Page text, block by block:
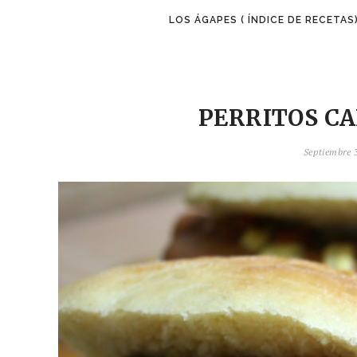
LOS ÁGAPES ( ÍNDICE DE
PERRITOS
Septiembre